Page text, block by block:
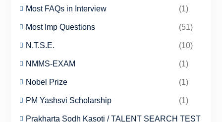
Most FAQs in Interview (1)
Most Imp Questions (51)
N.T.S.E. (10)
NMMS-EXAM (1)
Nobel Prize (1)
PM Yashsvi Scholarship (1)
Prakharta Sodh Kasoti / TALENT SEARCH TEST